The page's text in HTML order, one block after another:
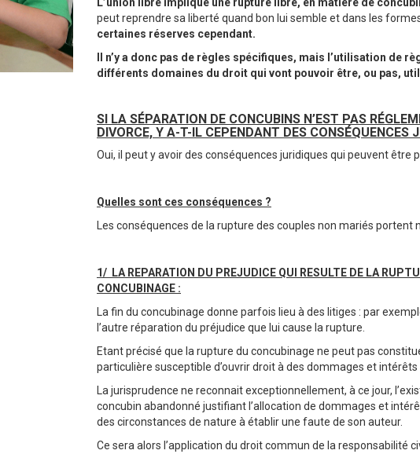
peut reprendre sa liberté quand bon lui semble et dans les
certaines réserves cependant.
Il n’y a donc pas de règles spécifiques, mais l’utilisation de
différents domaines du droit qui vont pouvoir être, ou pas,
SI LA SÉPARATION DE CONCUBINS N’EST PAS
DIVORCE, Y A-T-IL CEPENDANT DES CONSÉQUENCES
Oui, il peut y avoir des conséquences juridiques qui peuvent être
Quelles sont ces conséquences ?
Les conséquences de la rupture des couples non mariés portent
1/ LA REPARATION DU PREJUDICE QUI RESULTE DE LA
CONCUBINAGE :
La fin du concubinage donne parfois lieu à des litiges : par
l’autre réparation du préjudice que lui cause la rupture.
Etant précisé que la rupture du concubinage ne peut pas
particulière susceptible d’ouvrir droit à des dommages et intérêts
La jurisprudence ne reconnait exceptionnellement, à ce jour,
concubin abandonné justifiant l’allocation de dommages et
des circonstances de nature à établir une faute de son auteur.
Ce sera alors l’application du droit commun de la responsabilité